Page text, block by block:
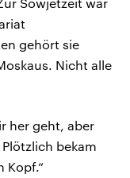
gehört sie
Nicht alle
her geht, aber
bekam
Kopf.“